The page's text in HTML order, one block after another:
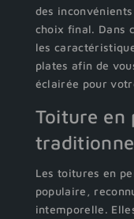
des
choix final. Dans
les
plates afin de
éclairée pour
Toiture en
Les toitures en
populaire,
intemporelle.